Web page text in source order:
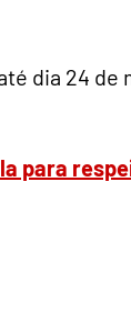
dia 24 de
para